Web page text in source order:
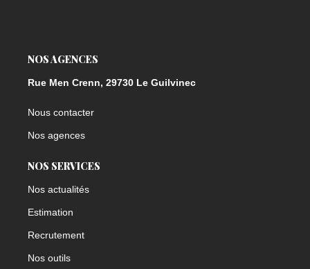
NOS AGENCES
Rue Men Crenn, 29730 Le Guilvinec
Nous contacter
Nos agences
NOS SERVICES
Nos actualités
Estimation
Recrutement
Nos outils